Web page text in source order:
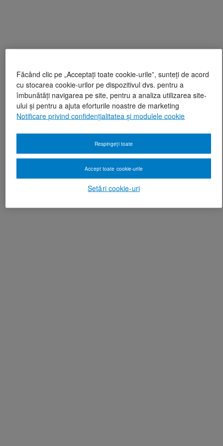
Făcând clic pe „Acceptați toate cookie-urile”, sunteți de acord
cu stocarea cookie-urilor pe dispozitivul dvs. pentru a
îmbunătăți navigarea pe site, pentru a analiza utilizarea site-
ului și pentru a ajuta eforturile noastre de marketing
Notificare privind confidențialitatea și modulele cookie
Setări cookie-uri
Respingeți toate
Accept toate cookie-urile